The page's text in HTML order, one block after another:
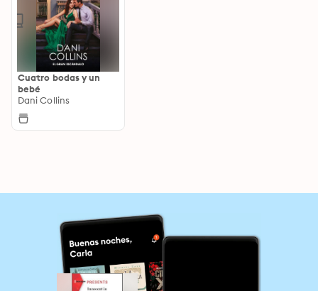
Cuatro bodas y un
bebé
Dani Collins